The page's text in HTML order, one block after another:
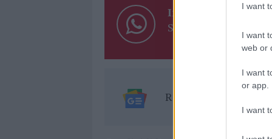
I want
I want
web or
I want
or app.
I want
Inviaci le tue
Su WhatsApp al
Ricevi le nostre